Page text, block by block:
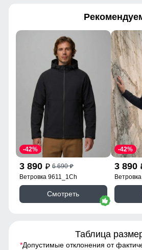
3 890 p 6 690p
-42%
Ветровка 9611_1Ch
Смотреть
3 890
-42%
Таблица
*Допустимые отклонения от